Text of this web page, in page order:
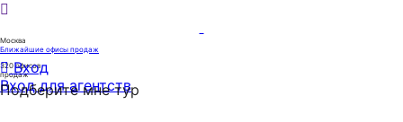
Москва
Ближайшие офисы продаж
320офисов
продаж
Вход
Вход для агентств
Подберите мне тур